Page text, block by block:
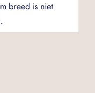
breed is niet